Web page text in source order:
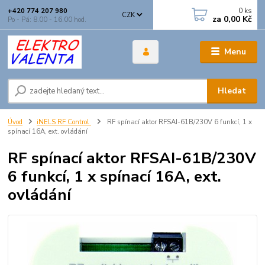
Menu
CZK
Hledat
+420 774 207 980
Po - Pá: 8.00 - 16.00 hod.
0 ks
za 0,00 Kč
Úvod iNELS RF Control
RF spínací aktor RFSAI-61B/230V 6 funkcí, 1 x
spínací 16A, ext. ovládání
RF spínací aktor RFSAI-61B/230V
6 funkcí, 1 x spínací 16A, ext.
ovládání